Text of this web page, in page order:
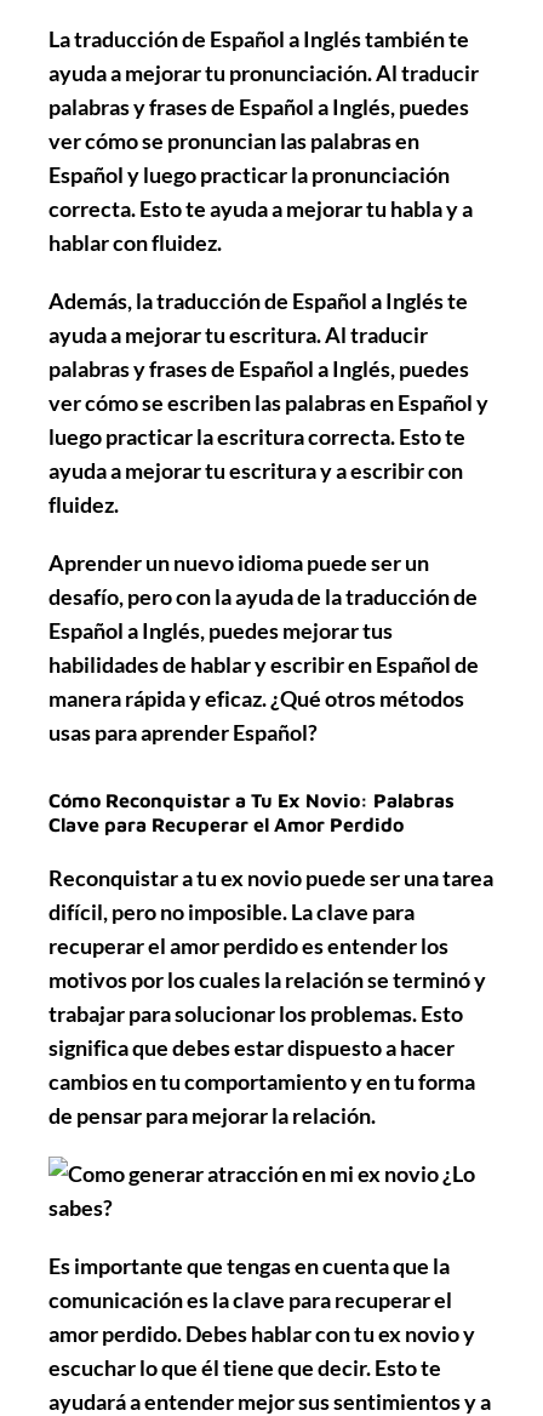
La traducción de Español a Inglés también te
ayuda a mejorar tu pronunciación. Al traducir
palabras y frases de Español a Inglés, puedes
ver cómo se pronuncian las palabras en
Español y luego practicar la pronunciación
correcta. Esto te ayuda a mejorar tu habla y a
hablar con fluidez.
Además, la traducción de Español a Inglés te
ayuda a mejorar tu escritura. Al traducir
palabras y frases de Español a Inglés, puedes
ver cómo se escriben las palabras en Español y
luego practicar la escritura correcta. Esto te
ayuda a mejorar tu escritura y a escribir con
fluidez.
Aprender un nuevo idioma puede ser un
desafío, pero con la ayuda de la traducción de
Español a Inglés, puedes mejorar tus
habilidades de hablar y escribir en Español de
manera rápida y eficaz. ¿Qué otros métodos
usas para aprender Español?
Cómo Reconquistar a Tu Ex Novio: Palabras
Clave para Recuperar el Amor Perdido
Reconquistar a tu ex novio puede ser una tarea
difícil, pero no imposible. La clave para
recuperar el amor perdido es entender los
motivos por los cuales la relación se terminó y
trabajar para solucionar los problemas. Esto
significa que debes estar dispuesto a hacer
cambios en tu comportamiento y en tu forma
de pensar para mejorar la relación.
Es importante que tengas en cuenta que la
comunicación es la clave para recuperar el
amor perdido. Debes hablar con tu ex novio y
escuchar lo que él tiene que decir. Esto te
ayudará a entender mejor sus sentimientos y a